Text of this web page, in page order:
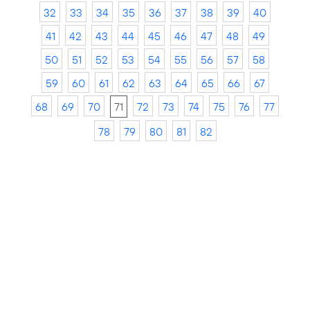
32
33 34 35 36 37 38 39
40
41
42 43 44 45 46 47 48
49
50
51 52 53 54 55 56 57
58
59
60 61 62 63 64 65 66
67
68
69 70 71 72 73 74 75 76
77
78
79 80 81 82